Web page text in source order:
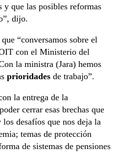
y que las posibles reformas
dijo.
“conversamos sobre el
con el Ministerio del
la ministra (Jara) hemos
prioridades de trabajo”.
la entrega de la
cerrar esas brechas que
desafíos que nos deja la
temas de protección
de sistemas de pensiones